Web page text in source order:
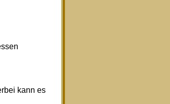
kann es